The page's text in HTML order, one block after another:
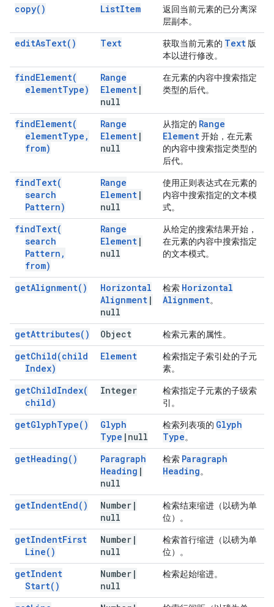
copy( ) ListItem
返回当前元素的已分离深
层副本。
editAsText( ) Text 获取当前元素的 Text 版
本以进行修改。
findElement(
elementType)
Range
Element |
null
在元素的内容中搜索指定
类型的后代。
findElement(
elementType ,
from)
Range
Element |
null
从指定的 Range
Element开始，在元素
的内容中搜索指定类型的
后代。
findText(
search
Pattern)
Range
Element |
null
使用正则表达式在元素的
内容中搜索指定的文本模
式。
findText(
search
Pattern ,
from)
Range
Element |
null
从给定的搜索结果开始，
在元素的内容中搜索指定
的文本模式。
getAlignment( )
Horizontal
Alignment |
null
检索 Horizontal
Alignment。
getAttributes( ) Object 检索元素的属性。
getChild(child
Index)
Element
检索指定子索引处的子元
素。
getChildIndex(
child)
Integer
检索指定子元素的子级索
引。
getGlyphType( )
Glyph
Type | null
检索列表项的 Glyph
Type。
getHeading( )
Paragraph
Heading |
null
检索 Paragraph
Heading。
getIndentEnd( ) Number |
null
检索结束缩进（以磅为单
位）。
getIndentFirst
Line( )
Number |
null
检索首行缩进（以磅为单
位）。
getIndent
Start( )
Number |
null
检索起始缩进。